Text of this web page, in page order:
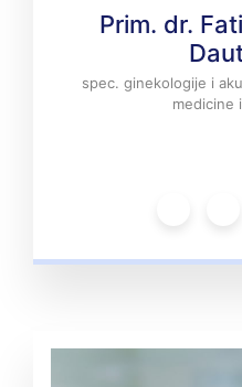
Prim. dr.
spec. ginekologije i
medicine